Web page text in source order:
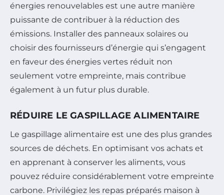
énergies renouvelables est une autre manière
puissante de contribuer à la réduction des
émissions. Installer des panneaux solaires ou
choisir des fournisseurs d’énergie qui s’engagent
en faveur des énergies vertes réduit non
seulement votre empreinte, mais contribue
également à un futur plus durable.
RÉDUIRE LE GASPILLAGE ALIMENTAIRE
Le gaspillage alimentaire est une des plus grandes
sources de déchets. En optimisant vos achats et
en apprenant à conserver les aliments, vous
pouvez réduire considérablement votre empreinte
carbone. Privilégiez les repas préparés maison à